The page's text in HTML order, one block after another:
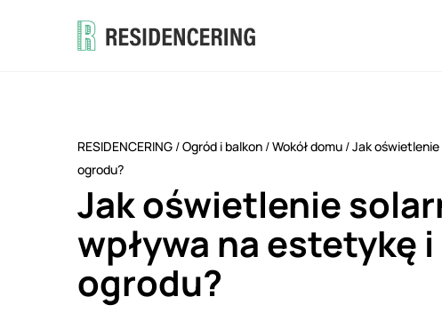
RESIDENCERING /Ogród i balkon /Wokół domu /Jak
ogrodu?
Jak oświetlenie
wpływa na estetykę
ogrodu?